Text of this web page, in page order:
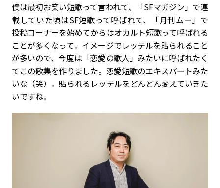
僕は最初お笑い短歌って言われて、「SFマガジン」で連
載していた頃はSF短歌って呼ばれて、「月刊ムー」で
投稿コーナーを始めてからはオカルト短歌って呼ばれる
ことが多くなって。イメージでレッテルを貼られること
が多いので、今度は「恋愛の歌人」みたいに呼ばれたく
てこの歌集を作りました。恋愛短歌のエキスパートみた
いな（笑）。貼られるレッテルをどんどん変えていきた
いですね。